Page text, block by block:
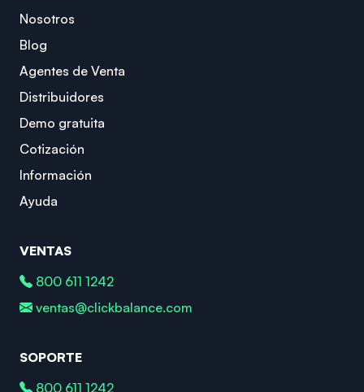
Nosotros
Blog
Agentes de Venta
Distribuidores
Demo gratuita
Cotización
Información
Ayuda
VENTAS
800 611 1242
ventas@clickbalance.com
SOPORTE
800 611 1242